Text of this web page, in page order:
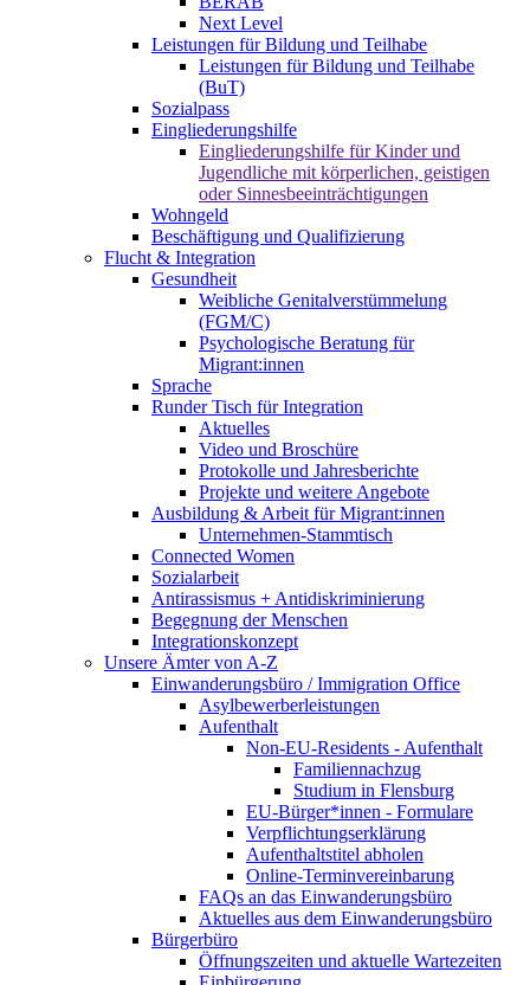
Next Level
Leistungen für Bildung und Teilhabe
Leistungen für Bildung und Teilhabe
(BuT)
Sozialpass
Eingliederungshilfe
Eingliederungshilfe für Kinder und
Jugendliche mit körperlichen, geistigen
oder Sinnesbeeinträchtigungen
Wohngeld
Beschäftigung und Qualifizierung
Flucht & Integration
Gesundheit
Weibliche Genitalverstümmelung
(FGM/C)
Psychologische Beratung für
Migrant:innen
Sprache
Runder Tisch für Integration
Aktuelles
Video und Broschüre
Protokolle und Jahresberichte
Projekte und weitere Angebote
Ausbildung & Arbeit für Migrant:innen
Unternehmen-Stammtisch
Connected Women
Sozialarbeit
Antirassismus + Antidiskriminierung
Begegnung der Menschen
Integrationskonzept
Unsere Ämter von A-Z
Einwanderungsbüro / Immigration Office
Asylbewerberleistungen
Aufenthalt
Non-EU-Residents - Aufenthalt
Familiennachzug
Studium in Flensburg
EU-Bürger*innen - Formulare
Verpflichtungserklärung
Aufenthaltstitel abholen
Online-Terminvereinbarung
FAQs an das Einwanderungsbüro
Aktuelles aus dem Einwanderungsbüro
Bürgerbüro
Öffnungszeiten und aktuelle Wartezeiten